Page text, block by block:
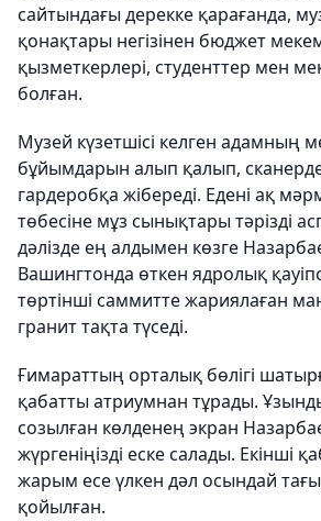
сайтындағы дерекке қарағанда,
қонақтары негізінен бюджет
қызметкерлері, студенттер мен
болған.
Музей күзетшісі келген адамның
бұйымдарын алып қалып,
гардеробқа жібереді. Едені ақ
төбесіне мұз сынықтары тәрізді
дәлізде ең алдымен көзге
Вашингтонда өткен ядролық
төртінші саммитте жариялаған
гранит тақта түседі.
Ғимараттың орталық бөлігі
қабатты атриумнан тұрады.
созылған көлденең экран
жүргеніңізді еске салады. Екінші
жарым есе үлкен дәл осындай тағы
қойылған.